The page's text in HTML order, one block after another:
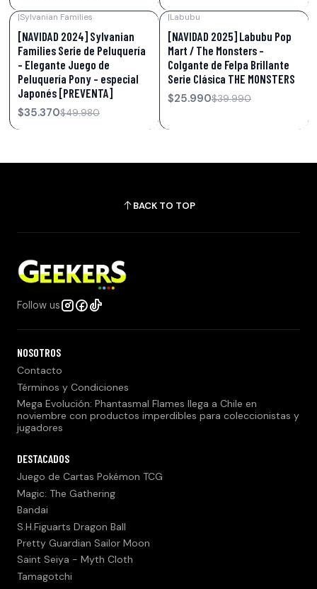
|Sylvanian Families
[NAVIDAD 2024] Sylvanian
Families Serie de Peluquería
- Elegante Juego de
Peluquería Pony - especial
Japonés [PREVENTA]
$35.370$49.980
|Labubu
[NAVIDAD 2025] Labubu Pop
Mart / The Monsters -
Colgante de Felpa Brillante
Serie Clásica THE MONSTERS
$25.990$39.990
BACK TO TOP
Follow us
NOSOTROS
Contacto
Términos y Condiciones
Mega Evolución: Phantasmal Flames llega a Chile en
noviembre con productos imperdibles para coleccionistas y
jugadores
DESTACADOS
Juego de Cartas Pokémon TCG
Magic: The Gathering
Bandai
S.H.Figuarts Dragon Ball
Pretty Guardian Sailor Moon
Saint Seiya - Myth Cloth
Tamagotchi